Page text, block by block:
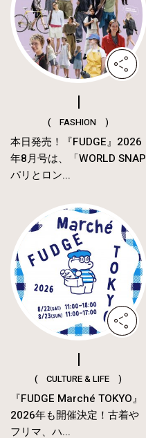
( FASHION )
本日発売！『FUDGE』2026
年8月号は、「WORLD SNAP
パリとロン...
( CULTURE & LIFE )
『FUDGE Marché TOKYO』
2026年も開催決定！古着や
フリマ、ハ...